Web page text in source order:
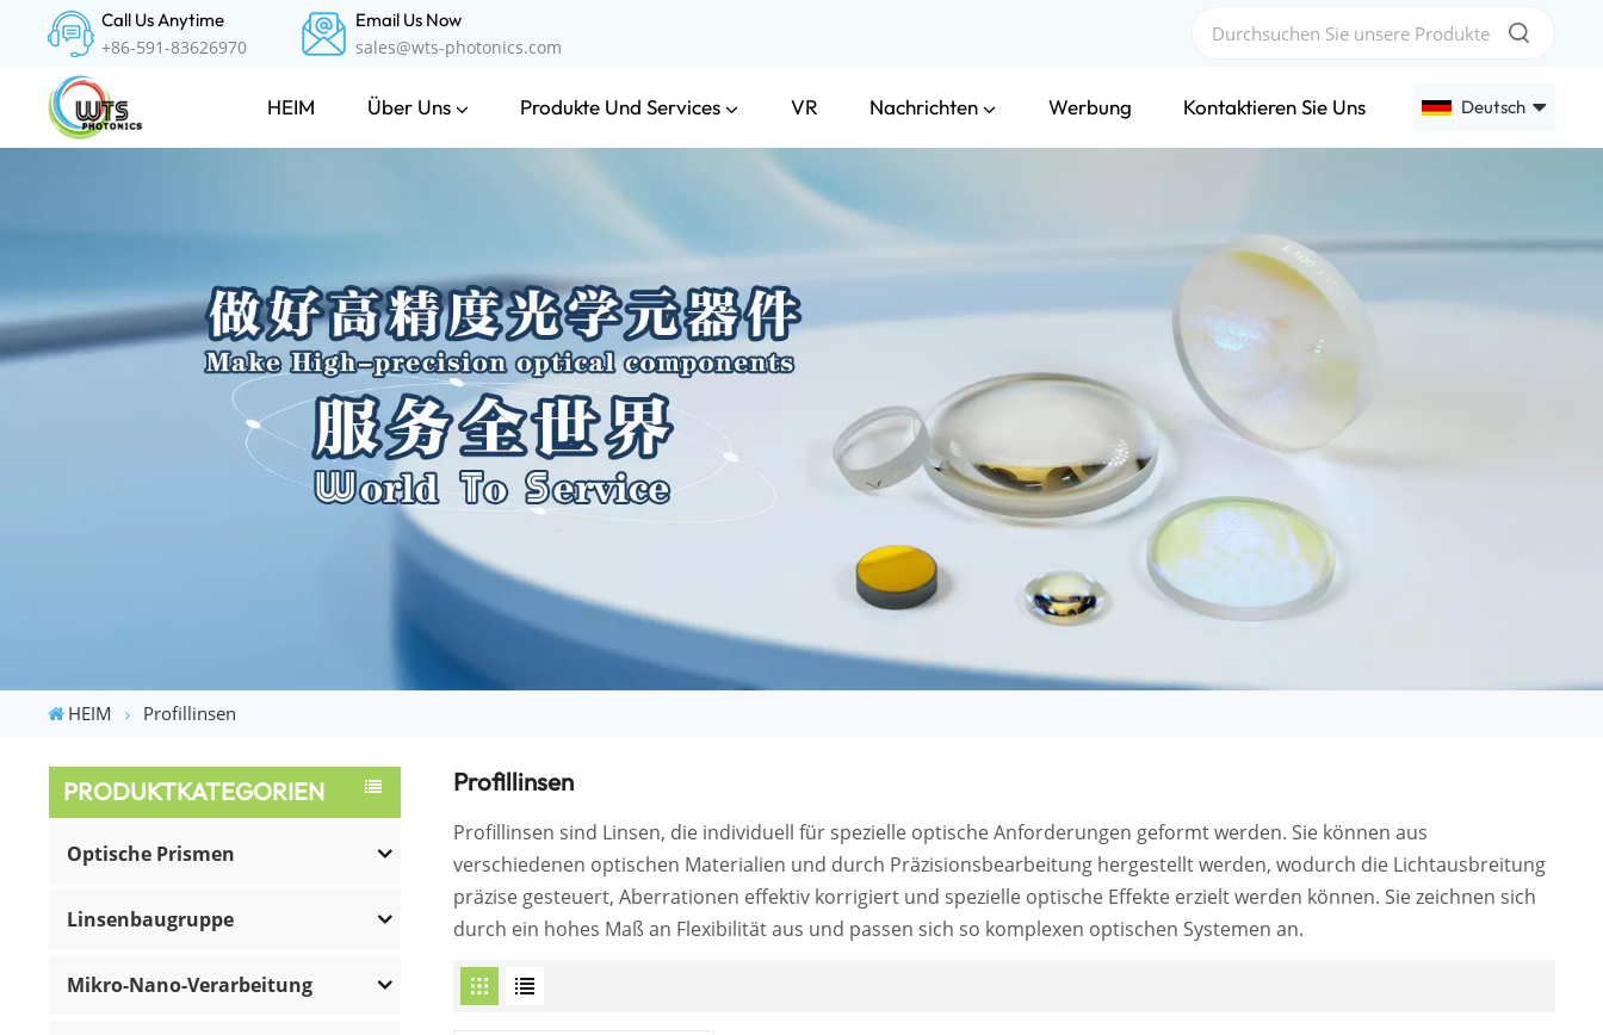
Call Us Anytime
+86-591-83626970
Email Us Now
sales@wts-photonics.com
HEIM Über Uns Produkte Und Services VR Nachrichten Werbung Kontaktieren Sie Uns Deutsch
中文
HEIM Profillinsen
PRODUKTKATEGORIEN
Optische Prismen
Linsenbaugruppe
Mikro-Nano-Verarbeitung
Profillinsen
Profillinsen sind Linsen, die individuell für spezielle optische Anforderungen geformt werden. Sie können aus
verschiedenen optischen Materialien und durch Präzisionsbearbeitung hergestellt werden, wodurch die Lichtausbreitung
präzise gesteuert, Aberrationen effektiv korrigiert und spezielle optische Effekte erzielt werden können. Sie zeichnen sich
durch ein hohes Maß an Flexibilität aus und passen sich so komplexen optischen Systemen an.